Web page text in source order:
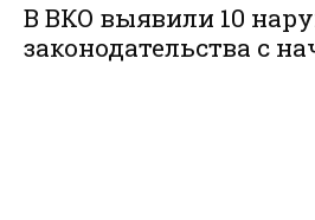
В ВКО выявили 10
законодательства с